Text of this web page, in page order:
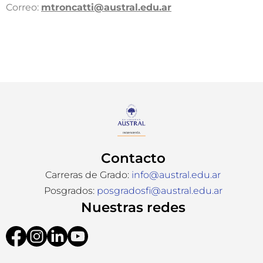
Correo: mtroncatti@austral.edu.ar​
Contacto
Carreras de Grado: info@austral.edu.ar
Posgrados: posgradosfi@austral.edu.ar
Nuestras redes